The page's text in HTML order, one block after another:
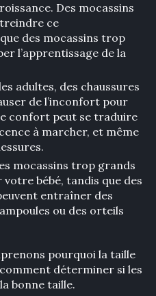
Des mocassins
ce
des mocassins trop
l’apprentissage de la
adultes, des chaussures
de l’inconfort pour
confort peut se traduire
à marcher, et même
mocassins trop grands
bébé, tandis que des
entraîner des
ou des orteils
pourquoi la taille
déterminer si les
bonne taille.